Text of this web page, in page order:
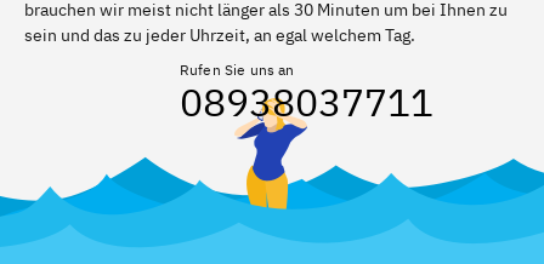
brauchen wir meist nicht länger als 30 Minuten um bei Ihnen zu
sein und das zu jeder Uhrzeit, an egal welchem Tag.
Rufen Sie uns an
08938037711